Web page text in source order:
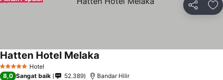
Bagikan
5 Bintang Hotel
Hatten Hotel Melaka
8,0 Sangat baik 52.389 Bandar Hilir